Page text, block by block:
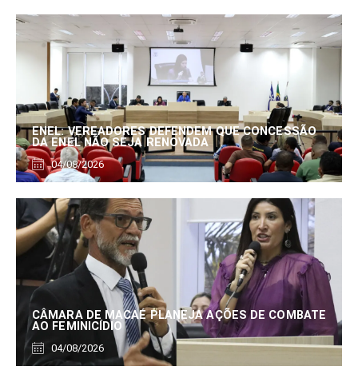
ENEL: VEREADORES DEFENDEM QUE CONCESSÃO
DA ENEL NÃO SEJA RENOVADA
04/08/2026
CÂMARA DE MACAÉ PLANEJA AÇÕES DE COMBATE
AO FEMINICÍDIO
04/08/2026